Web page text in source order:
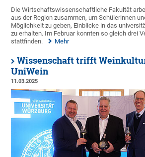
Die Wirtschaftswissenschaftliche Fakultät
aus der Region zusammen, um Schülerinnen
Möglichkeit zu geben, Einblicke in das
zu erhalten. Im Februar konnten so gleich drei
stattfinden.
Mehr
Wissenschaft trifft
UniWein
11.03.2025